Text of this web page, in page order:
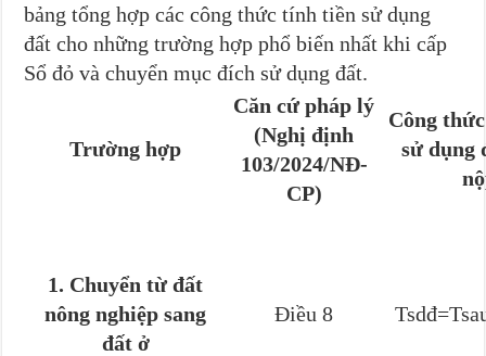
bảng tổng hợp các công thức tính tiền sử dụng
đất cho những trường hợp phổ biến nhất khi cấp
Sổ đỏ và chuyển mục đích sử dụng đất.
Trường hợp
Căn cứ pháp lý
(Nghị định
103/2024/NĐ-
CP)
Công
sử dụng
1. Chuyển từ đất
nông nghiệp sang
đất ở
Điều 8